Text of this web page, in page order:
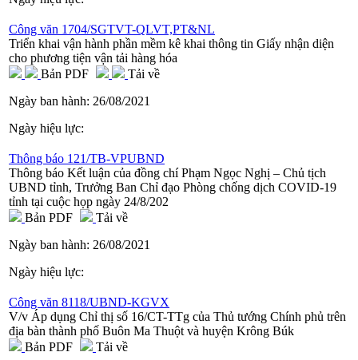
Công văn 1704/SGTVT-QLVT,PT&NL
Triển khai vận hành phần mềm kê khai thông tin Giấy nhận diện
cho phương tiện vận tải hàng hóa
Bản PDF
Tải về
Ngày ban hành: 26/08/2021
Ngày hiệu lực:
Thông báo 121/TB-VPUBND
Thông báo Kết luận của đồng chí Phạm Ngọc Nghị – Chủ tịch
UBND tỉnh, Trưởng Ban Chỉ đạo Phòng chống dịch COVID-19
tỉnh tại cuộc họp ngày 24/8/202
Bản PDF
Tải về
Ngày ban hành: 26/08/2021
Ngày hiệu lực:
Công văn 8118/UBND-KGVX
V/v Áp dụng Chỉ thị số 16/CT-TTg của Thủ tướng Chính phủ trên
địa bàn thành phố Buôn Ma Thuột và huyện Krông Búk
Bản PDF
Tải về